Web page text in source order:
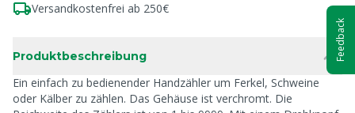
Versandkostenfrei ab 250€
Produktbeschreibung
Ein einfach zu bedienender Handzähler um Ferkel, Schweine
oder Kälber zu zählen. Das Gehäuse ist verchromt. Die
Feedback